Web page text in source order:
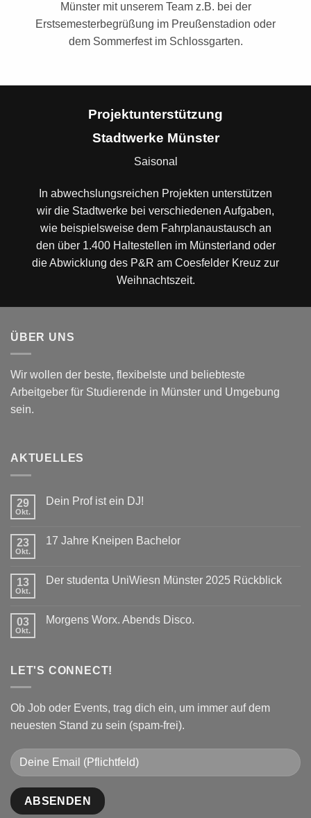
Münster mit unserem Team z.B. bei der
Erstsemesterbegrüßung im Preußenstadion oder
dem Sommerfest im Schlossgarten.
Projektunterstützung
Stadtwerke Münster
Saisonal
In abwechslungsreichen Projekten unterstützen
wir die Stadtwerke bei verschiedenen Aufgaben,
wie beispielsweise dem Fahrplanaustausch an
den über 1.400 Haltestellen im Münsterland oder
die Abwicklung des P&R am Coesfelder Kreuz zur
Weihnachtszeit.
ÜBER UNS
Wir wollen der beste, flexibelste und beliebteste
Arbeitgeber für Studierende in Münster und Umgebung
sein.
AKTUELLES
29
Okt.
Dein Prof ist ein DJ!
Dein
DJ!
23
Okt.
17 Jahre Kneipen Bachelor
17
13
Okt.
Der studenta UniWiesn Münster 2025 Rückblick
Der
Rückblick
03
Okt.
Morgens Worx. Abends Disco.
Worx.
LET'S CONNECT!
Ob Job oder Events, trag dich ein, um immer auf dem
neuesten Stand zu sein (spam-frei).